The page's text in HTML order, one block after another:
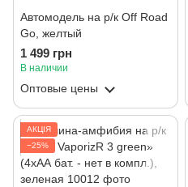
Автомодель на р/к Off Road
Go, желтый
1 499 грн
В наличии
Оптовые цены
АКЦІЯ
−25%